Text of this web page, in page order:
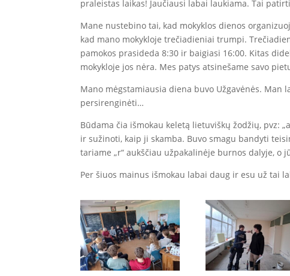
praleistas laikas! Jaučiausi labai laukiama. Tai
Mane nustebino tai, kad mokyklos dienos
kad mano mokykloje trečiadieniai trumpi.
pamokos prasideda 8:30 ir baigiasi 16:00. Kitas
mokykloje jos nėra. Mes patys atsinešame savo
Mano mėgstamiausia diena buvo Užgavėnės.
persirenginėti…
Būdama čia išmokau keletą lietuviškų žodžių, pvz:
ir sužinoti, kaip ji skamba. Buvo smagu bandyti
tariame „r“ aukščiau užpakalinėje burnos dalyje, o
Per šiuos mainus išmokau labai daug ir esu už tai